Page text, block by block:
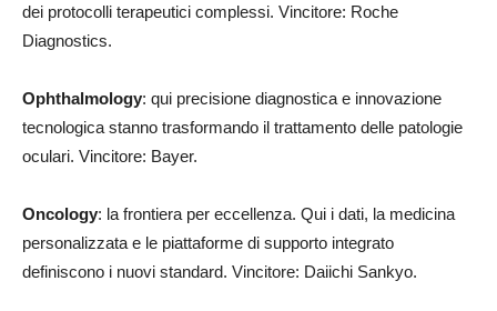
dei protocolli terapeutici complessi. Vincitore: Roche
Diagnostics.
Ophthalmology: qui precisione diagnostica e innovazione
tecnologica stanno trasformando il trattamento delle patologie
oculari. Vincitore: Bayer.
Oncology: la frontiera per eccellenza. Qui i dati, la medicina
personalizzata e le piattaforme di supporto integrato
definiscono i nuovi standard. Vincitore: Daiichi Sankyo.